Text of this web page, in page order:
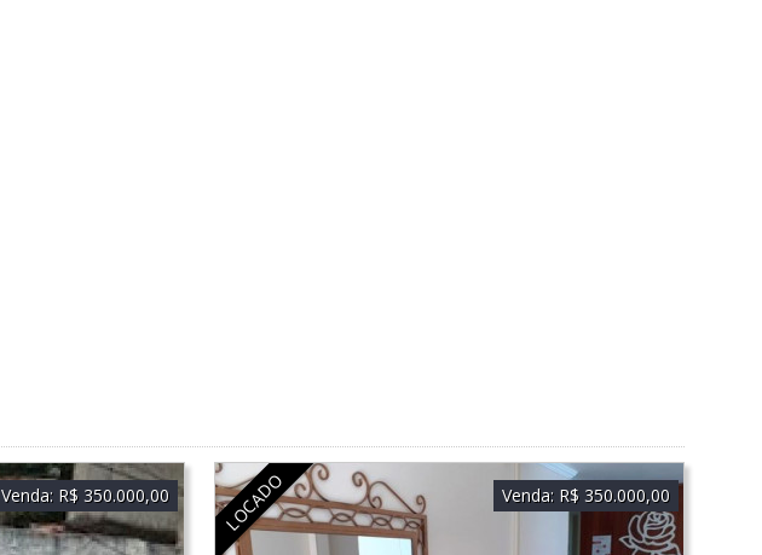
Venda: R$ 350.000,00 LOCADO Venda: R$ 350.000,00